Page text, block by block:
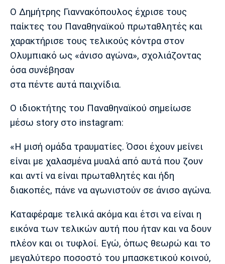
Πολιτισμός
Τραγούδια
Cine Spot
Running
Παρασκήνιο
Πρόγραμμα TV
Ιωνικός Κηφισιά Πανσερραϊκός
Μπαρτσελόνα
Ρεάλ
Μαδρίτης
Ατλέτικο
Γιουνάιτεντ
Λίβερπουλ
Μάντσεστερ
Σίτι
Γιουβέντους
Ο Δημήτρης Γιαννακόπουλος έχρισε τους
παίκτες του Παναθηναϊκού πρωταθλητές και
χαρακτήρισε τους τελικούς κόντρα στον
Ολυμπιακό ως «άνισο αγώνα», σχολιάζοντας
όσα συνέβησαν
στα πέντε αυτά παιχνίδια.
Ο ιδιοκτήτης του Παναθηναϊκού σημείωσε
μέσω story στο instagram:
«Η μισή ομάδα τραυματίες. Όσοι έχουν μείνει
είναι με χαλασμένα μυαλά από αυτά που ζουν
και αντί να είναι πρωταθλητές και ήδη
διακοπές, πάνε να αγωνιστούν σε άνισο αγώνα.
Καταφέραμε τελικά ακόμα και έτσι να είναι η
εικόνα των τελικών αυτή που ήταν και να δουν
πλέον και οι τυφλοί. Εγώ, όπως θεωρώ και το
μεγαλύτερο ποσοστό του μπασκετικού κοινού,